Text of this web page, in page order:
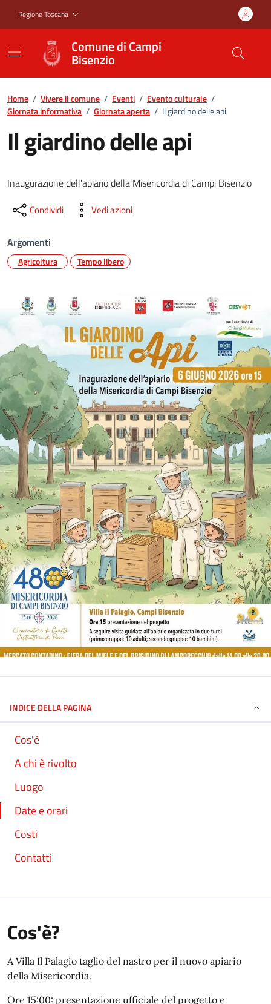
Regione Toscana
Comune di Campi
Bisenzio
Home / Vivere il comune / Eventi / Evento culturale /
Giornata informativa / Giornata aperta / Il giardino delle api
Il giardino delle api
Inaugurazione dell'apiario della Misericordia di Campi Bisenzio
Condividi Vedi azioni
Argomenti
Agricoltura Tempo libero
INDICE DELLA PAGINA
Cos'è
A chi è rivolto
Luogo
Date e orari
Costi
Contatti
Cos'è?
A Villa Il Palagio taglio del nastro per il nuovo apiario
della Misericordia.
Ore 15:00: presentazione ufficiale del progetto e